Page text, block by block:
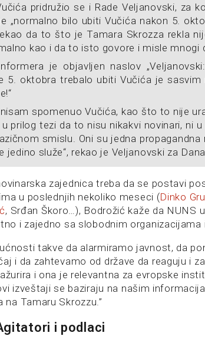
pridružio se i Rade Veljanovski, za
„normalno bilo ubiti Vučića nakon 5.
da to što je Tamara Skrozza rekla
kao i da to isto govore i misle mnogi
je objavljen naslov
5. oktobra trebalo ubiti Vučića je
spomenuo Vučića, kao što to nije
prilog tezi da to nisu nikakvi novinari, ni
smislu. Oni su jedna
jedino služe“, rekao je Veljanovski za
zajednica treba da se postavi
u poslednjih nekoliko meseci (Dinko
, Srđan Škoro…), Bodrožić kaže da NUNS
i zajedno sa slobodnim organizacijama
takve da alarmiramo javnost, da
i da zahtevamo od države da reaguju i
i ona je relevantna za evropske
izveštaji se baziraju na našim
na Tamaru Skrozzu.”
i podlaci